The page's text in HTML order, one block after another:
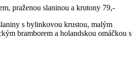
praženou slaninou a krutony 79,-
s bylinkovou krustou, malým
bramborem a holandskou omáčkou s